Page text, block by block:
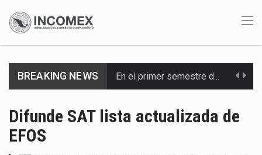
BREAKING NEWS
Difunde SAT lista actualizada de
EFOS